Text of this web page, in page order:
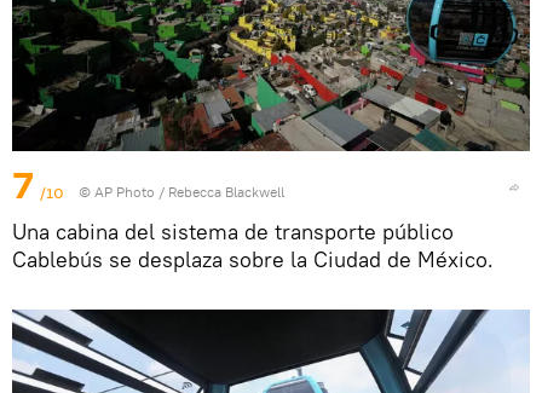
7 /10 © AP Photo / Rebecca Blackwell
Una cabina del sistema de transporte público
Cablebús se desplaza sobre la Ciudad de México.